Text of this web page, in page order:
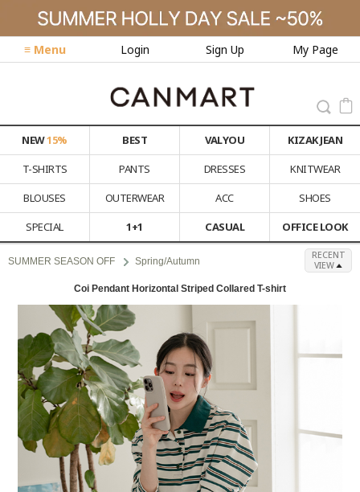
≡ Menu Login Sign Up My Page
NEW15% BEST VALYOU
KIZAK JEAN
T-SHIRTS
PANTS DRESSES
KNITWEAR
BLOUSES
OUTERWEAR ACC
SHOES
SPECIAL
1+1 CASUAL OFFICE LOOK
SUMMER SEASON OFF Spring/Autumn
RECENT
VIEW
Coi Pendant Horizontal Striped Collared T-shirt